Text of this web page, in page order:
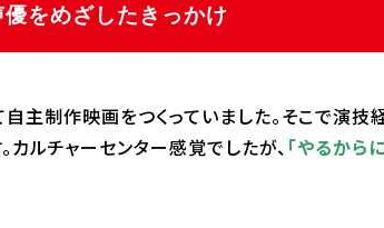
優をめざしたきっかけ
主制作映画をつくっていました。そこで演
ルチャーセンター感覚でしたが、 「やるから